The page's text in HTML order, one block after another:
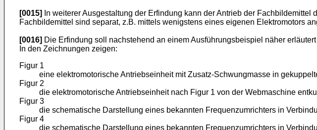
[0015]
In weiterer Ausgestaltung der Erfindung kann der Antrieb der
Fachbildemittel sind separat, z.B. mittels wenigstens eines eigenen Elektromotors
[0016] Die Erfindung soll nachstehend an einem Ausführungsbeispiel näher
In den Zeichnungen zeigen:
Figur 1
eine elektromotorische Antriebseinheit mit Zusatz-Schwungmasse in
Figur 2
die elektromotorische Antriebseinheit nach Figur 1 von der Webmaschine
Figur 3
die schematische Darstellung eines bekannten Frequenzumrichters in
Figur 4
die schematische Darstellung eines bekannten Frequenzumrichters in